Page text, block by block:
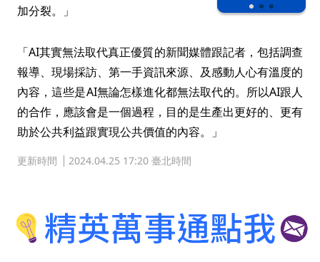
加分裂。」
「AI其實無法取代真正優質的新聞媒體跟記者，包括調查
報導、現場採訪、第一手資訊來源、及感動人心有溫度的
內容，這些是AI無論怎樣進化都無法取代的。所以AI跟人
的合作，應該會是一個過程，目的是生產出更好的、更有
助於公共利益跟實現公共價值的內容。」
更新時間 2024.04.25 17:20 臺北時間